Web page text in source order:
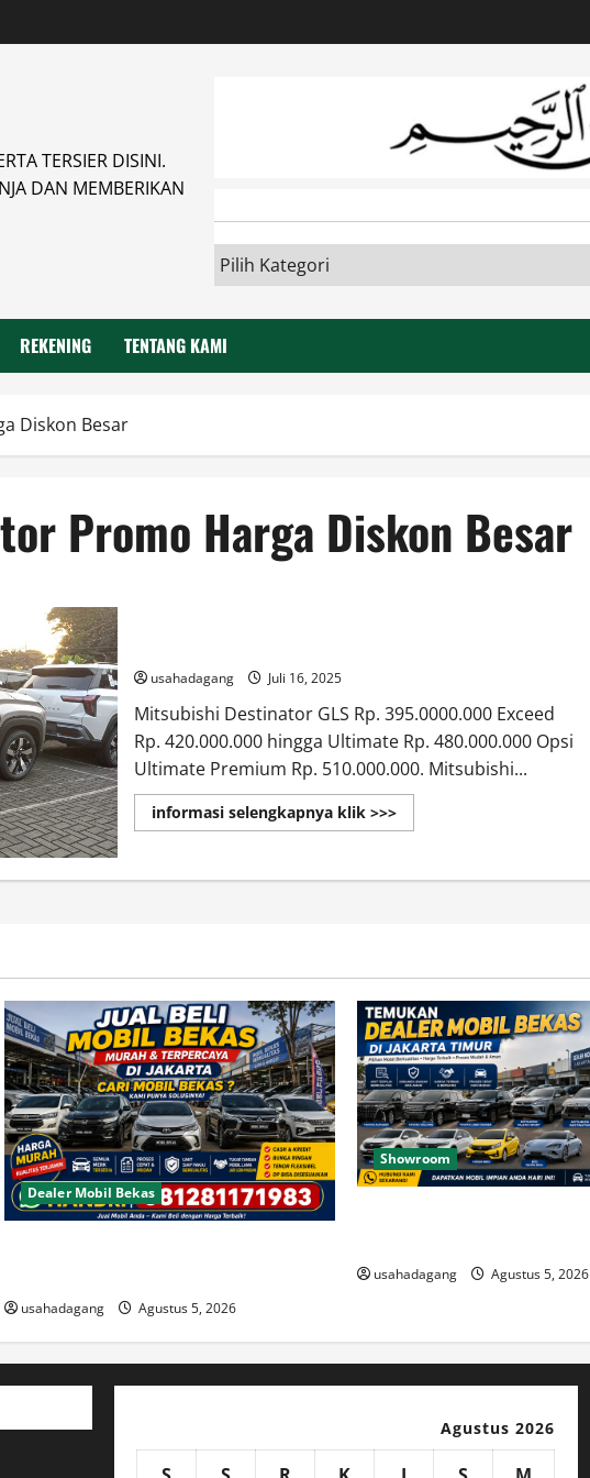
TERSIER DISINI.
DAN MEMBERIKAN
REKENING TENTANG KAMI
Diskon Besar
Promo Harga Diskon Besar
usahadagang Juli 16, 2025
Mitsubishi Destinator GLS Rp. 395.0000.000 Exceed
Rp. 420.000.000 hingga Ultimate Rp. 480.000.000 Opsi
Ultimate Premium Rp. 510.000.000. Mitsubishi...
informasi selengkapnya klik >>>Read
more
Destinator
Dealer Mobil Bekas
usahadagang Agustus 5, 2026
Showroom
usahadagang Agustus 5, 2026
Agustus 2026